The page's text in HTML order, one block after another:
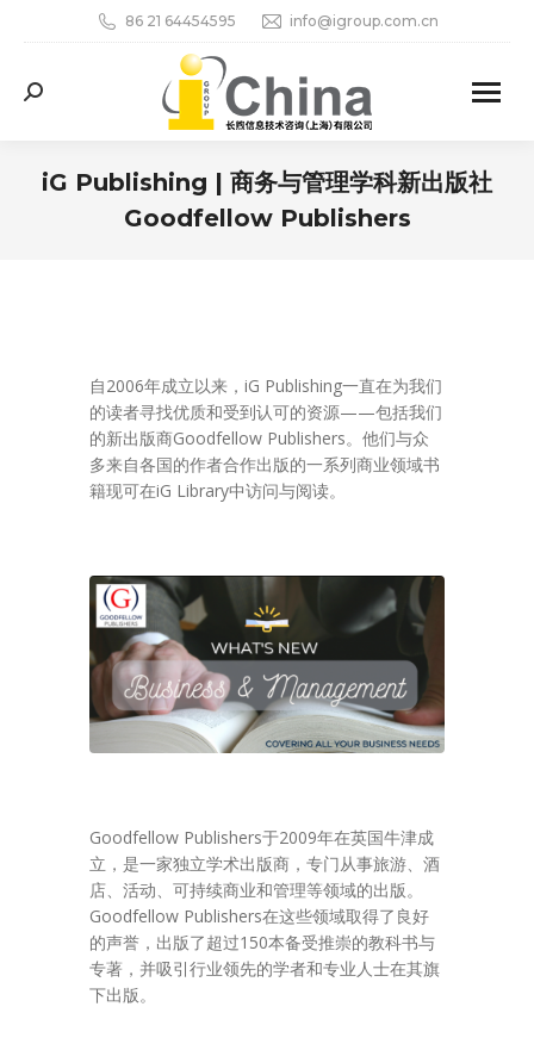
86 21 64454595 info@igroup.com.cn
Search:
iG Publishing | 商务与管理学科新出版社
Goodfellow Publishers
自2006年成立以来，iG Publishing一直在为我们
的读者寻找优质和受到认可的资源——包括我们
的新出版商Goodfellow Publishers。他们与众
多来自各国的作者合作出版的一系列商业领域书
籍现可在iG Library中访问与阅读。
Goodfellow Publishers于2009年在英国牛津成
立，是一家独立学术出版商，专门从事旅游、酒
店、活动、可持续商业和管理等领域的出版。
Goodfellow Publishers在这些领域取得了良好
的声誉，出版了超过150本备受推崇的教科书与
专著，并吸引行业领先的学者和专业人士在其旗
下出版。